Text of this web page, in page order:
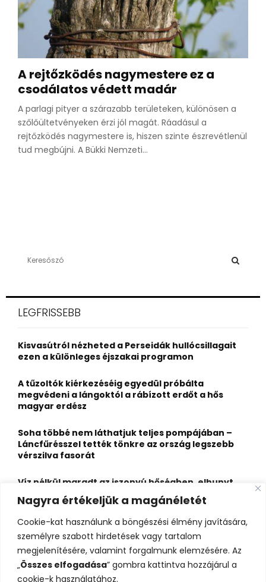
Nagyra értékeljük a magánéletét
Cookie-kat használunk a böngészési élmény javítására,
személyre szabott hirdetések vagy tartalom
megjelenítésére, valamint forgalmunk elemzésére. Az
„Összes elfogadása” gombra kattintva hozzájárul a
cookie-k használatához.
A rejtőzködés nagymestere ez a
csodálatos védett madár
A parlagi pityer a szárazabb területeken, különösen a
szőlőültetvényeken érzi jól magát. Ráadásul a
rejtőzködés nagymestere is, hiszen szinte észrevétlenül
tud megbújni. A Bükki Nemzeti...
h
o
r
LEGFRISSEBB
Kisvasútról nézheted a Perseidák hullócsillagait
ezen a különleges éjszakai programon
A tűzoltók kiérkezéséig egyedül próbálta
megvédeni a lángoktól a rábízott erdőt a hős
magyar erdész
Soha többé nem láthatjuk teljes pompájában –
Láncfűrésszel tették tönkre az ország legszebb
vérszilva fasorát
Víz nélkül maradt az iszonyú hőségben, elhunyt
egy kiránduló a legnépszerűbb horvát
hegységben
Felbecsülhetetlen értékű honfoglaláskori
leletegyüttes került elő Pest megyében – videóval